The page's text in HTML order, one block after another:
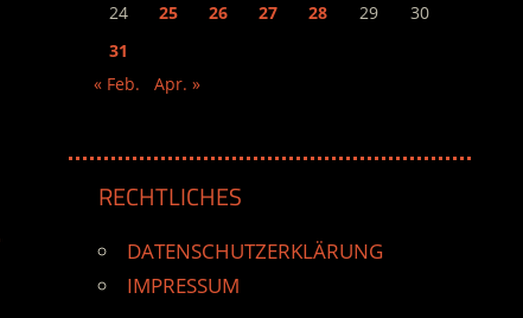
24
25 26 27 28 29
30
31
« Feb.
Apr. »
RECHTLICHES
DATENSCHUTZERKLÄRUNG
IMPRESSUM